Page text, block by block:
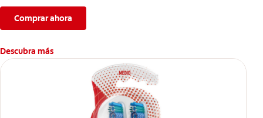
Comprar ahora
Descubra más